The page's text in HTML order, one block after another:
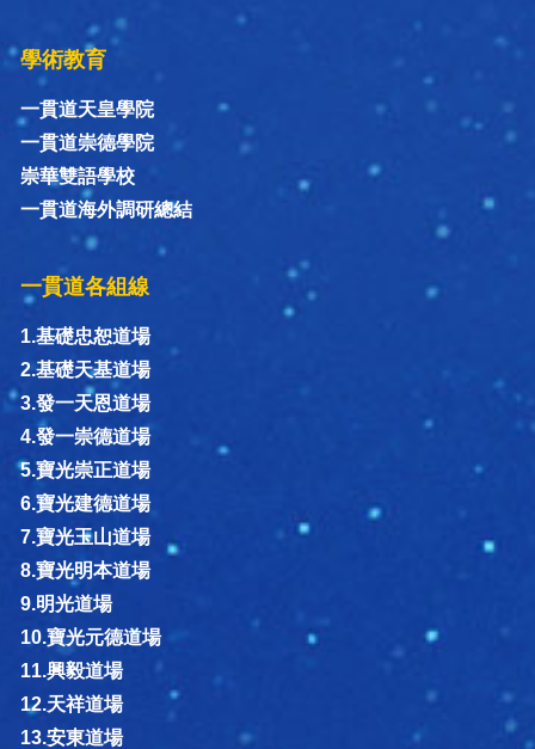
學術教育
一貫道天皇學院
一貫道崇德學院
崇華雙語學校
一貫道海外調研總結
一貫道各組線
1.基礎忠恕道場
2.基礎天基道場
3.發一天恩道場
4.發一崇德道場
5.寶光崇正道場
6.寶光建德道場
7.寶光玉山道場
8.寶光明本道場
9.明光道場
10.寶光元德道場
11.興毅道場
12.天祥道場
13.安東道場